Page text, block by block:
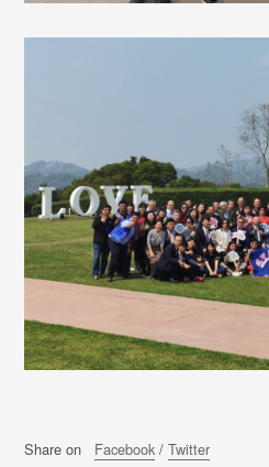
Share on Facebook/Twitter